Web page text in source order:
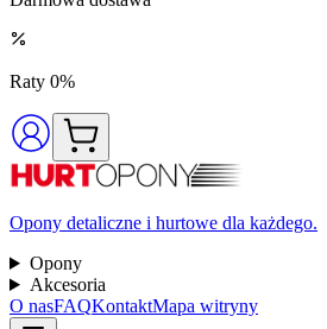
Raty 0%
Opony detaliczne i hurtowe dla każdego.
Opony
Akcesoria
O nasFAQKontaktMapa witryny